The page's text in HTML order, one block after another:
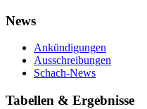
News
Ankündigungen
Ausschreibungen
Schach-News
Tabellen & Ergebnisse